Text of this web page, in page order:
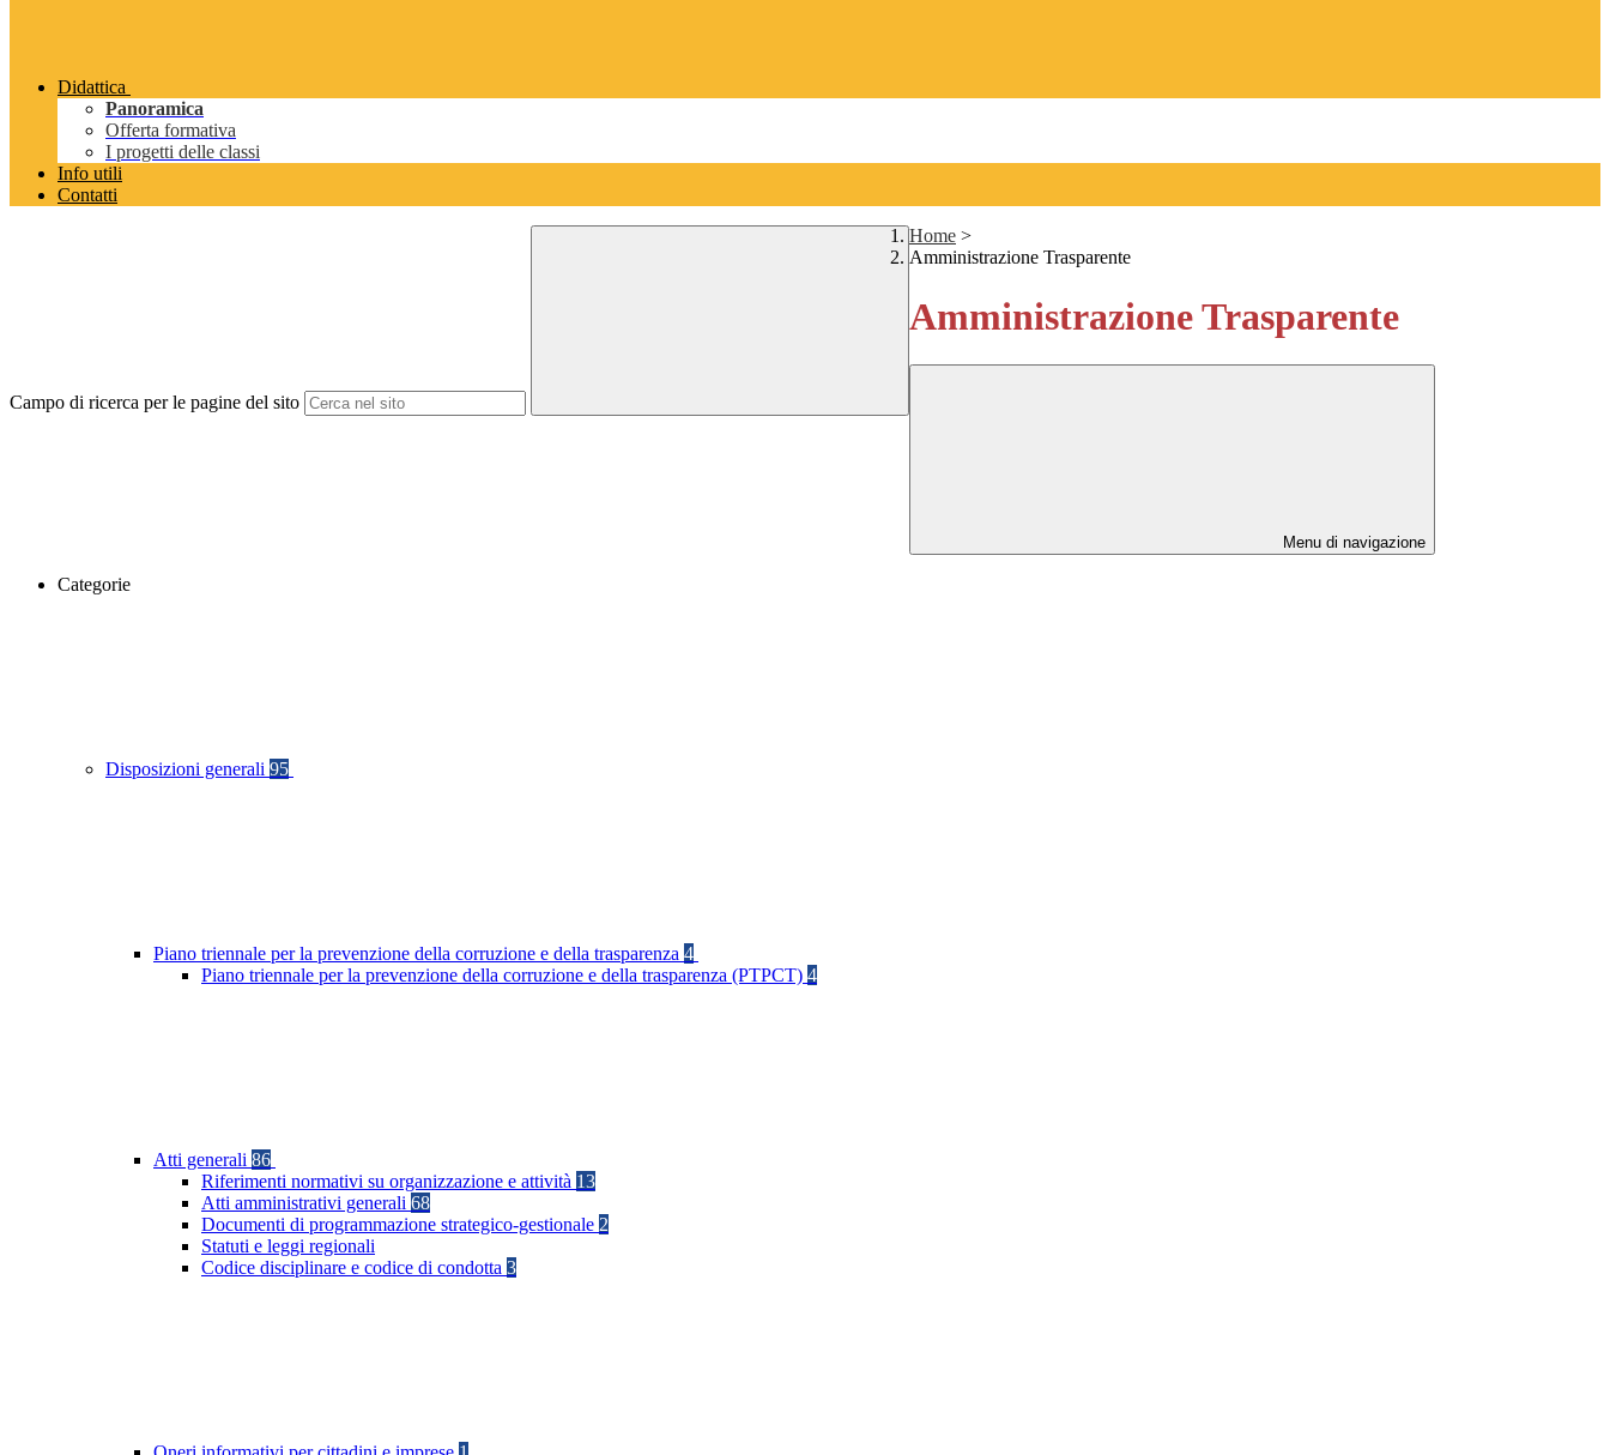
Didattica
Panoramica
Offerta formativa
I progetti delle classi
Info utili
Contatti
Campo di ricerca per le pagine del sito
Home >
Amministrazione Trasparente
Amministrazione Trasparente
Menu di navigazione
Categorie
Disposizioni generali 95
Piano triennale per la prevenzione della corruzione e della trasparenza 4
Piano triennale per la prevenzione della corruzione e della trasparenza (PTPCT) 4
Atti generali 86
Riferimenti normativi su organizzazione e attività 13
Atti amministrativi generali 68
Documenti di programmazione strategico-gestionale 2
Statuti e leggi regionali
Codice disciplinare e codice di condotta 3